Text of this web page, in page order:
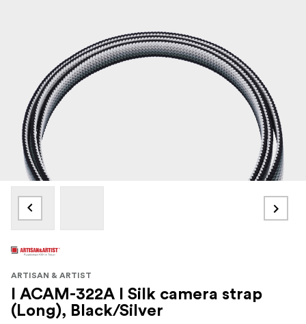
ARTISAN & ARTIST
I ACAM-322A I Silk camera strap
(Long), Black/Silver